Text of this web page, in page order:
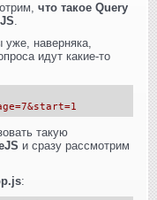
что такое Query
.
уже, наверняка,
идут какие-то
такую
и сразу рассмотрим
: